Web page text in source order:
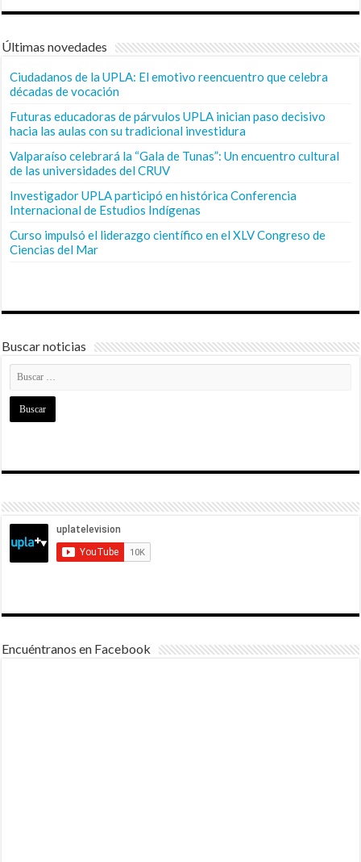
Últimas novedades
Ciudadanos de la UPLA: El emotivo reencuentro que celebra
décadas de vocación
Futuras educadoras de párvulos UPLA inician paso decisivo
hacia las aulas con su tradicional investidura
Valparaíso celebrará la “Gala de Tunas”: Un encuentro cultural
de las universidades del CRUV
Investigador UPLA participó en histórica Conferencia
Internacional de Estudios Indígenas
Curso impulsó el liderazgo científico en el XLV Congreso de
Ciencias del Mar
Buscar noticias
Encuéntranos en Facebook